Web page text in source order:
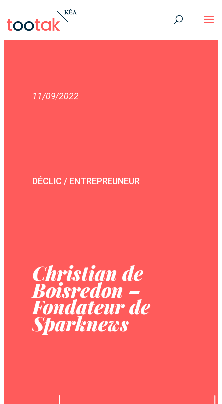
11/09/2022
DÉCLIC / ENTREPREUNEUR
Christian de
Boisredon –
Fondateur de
Sparknews